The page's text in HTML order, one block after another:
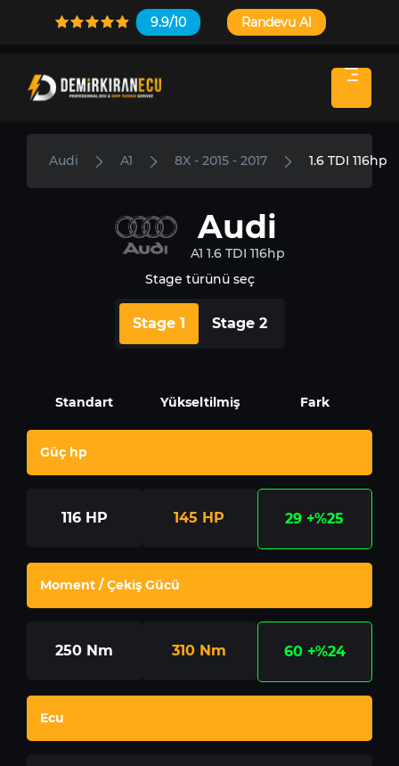
9.9/10 Randevu Al
Audi A1 8X - 2015 - 2017 1.6 TDI 116hp
Audi
A1 1.6 TDI 116hp
Stage türünü seç
Stage 1 Stage 2
Standart Yükseltilmiş Fark
Güç hp
116 HP 145 HP 29 +%25
Moment / Çekiş Gücü
250 Nm 310 Nm 60 +%24
Ecu